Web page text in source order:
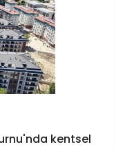
kentsel